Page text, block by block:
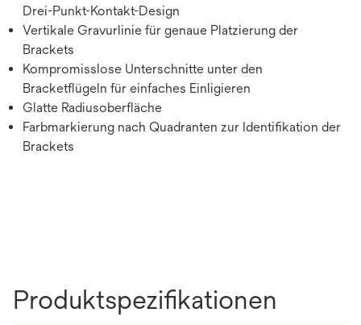
Drei-Punkt-Kontakt-Design
Vertikale Gravurlinie für genaue Platzierung der
Brackets
Kompromisslose Unterschnitte unter den
Bracketflügeln für einfaches Einligieren
Glatte Radiusoberfläche
Farbmarkierung nach Quadranten zur Identifikation der
Brackets
Produktspezifikationen